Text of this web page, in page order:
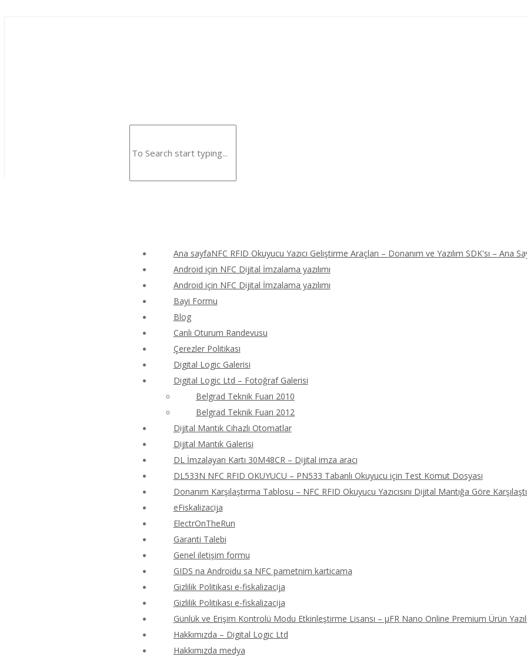
Ana sayfaNFC RFID Okuyucu Yazıcı Geliştirme Araçları – Donanım ve Yazılım SDK'sı – Ana
Android için NFC Dijital İmzalama yazılımı
Android için NFC Dijital İmzalama yazılımı
Bayi Formu
Blog
Canlı Oturum Randevusu
Çerezler Politikası
Digital Logic Galerisi
Digital Logic Ltd – Fotoğraf Galerisi
Belgrad Teknik Fuarı 2010
Belgrad Teknik Fuarı 2012
Dijital Mantık Cihazlı Otomatlar
Dijital Mantık Galerisi
DL İmzalayan Kartı 30M48CR – Dijital imza aracı
DL533N NFC RFID OKUYUCU – PN533 Tabanlı Okuyucu için Test Komut Dosyası
Donanım Karşılaştırma Tablosu – NFC RFID Okuyucu Yazıcısını Dijital Mantığa Göre
eFiskalizacija
ElectrOnTheRun
Garanti Talebi
Genel iletişim formu
GIDS na Androidu sa NFC pametnim karticama
Gizlilik Politikası e-fiskalizacija
Gizlilik Politikası e-fiskalizacija
Günlük ve Erişim Kontrolü Modu Etkinleştirme Lisansı – μFR Nano Online Premium Ürün
Hakkımızda – Digital Logic Ltd
Hakkımızda medya